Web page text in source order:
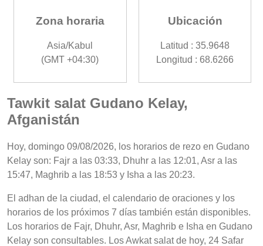
Zona horaria
Asia/Kabul
(GMT +04:30)
Ubicación
Latitud : 35.9648
Longitud : 68.6266
Tawkit salat Gudano Kelay,
Afganistán
Hoy, domingo 09/08/2026, los horarios de rezo en Gudano
Kelay son: Fajr a las 03:33, Dhuhr a las 12:01, Asr a las
15:47, Maghrib a las 18:53 y Isha a las 20:23.
El adhan de la ciudad, el calendario de oraciones y los
horarios de los próximos 7 días también están disponibles.
Los horarios de Fajr, Dhuhr, Asr, Maghrib e Isha en Gudano
Kelay son consultables. Los Awkat salat de hoy, 24 Safar